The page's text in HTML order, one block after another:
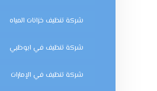
شركة تنظيف خزانات المياه
شركة تنظيف في ابوظبي
شركة تنظيف في الإمارات